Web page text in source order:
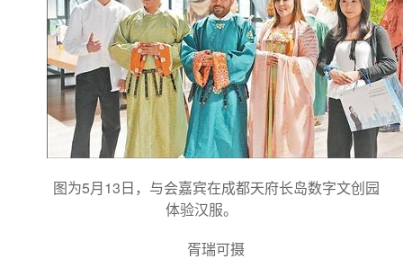
图为5月13日，与会嘉宾在成都天府长岛数字文创园
体验汉服。
胥瑞可摄